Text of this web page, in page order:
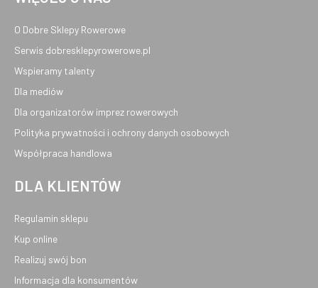
O Dobre Sklepy Rowerowe
Serwis dobresklepyrowerowe.pl
Wspieramy talenty
Dla mediów
Dla organizatorów imprez rowerowych
Polityka prywatności i ochrony danych osobowych
Współpraca handlowa
DLA KLIENTÓW
Regulamin sklepu
Kup online
Realizuj swój bon
Informacja dla konsumentów